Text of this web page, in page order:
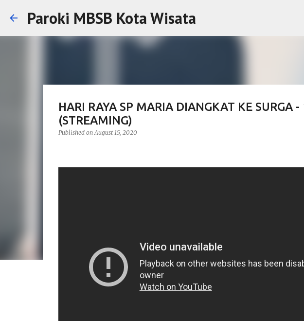
Paroki MBSB Kota Wisata
HARI RAYA SP MARIA DIANGKAT KE SURGA
(STREAMING)
Published onAugust 15, 2020